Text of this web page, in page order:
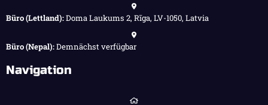
Büro (Lettland):Doma Laukums 2, Rīga, LV-1050, Latvia
Büro (Nepal):Demnächst verfügbar
Navigation